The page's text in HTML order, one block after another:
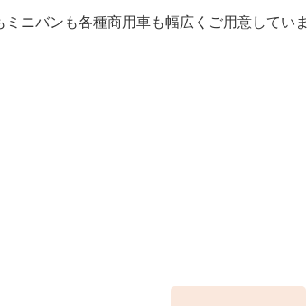
ニバンも各種商用車も幅広くご用意していま